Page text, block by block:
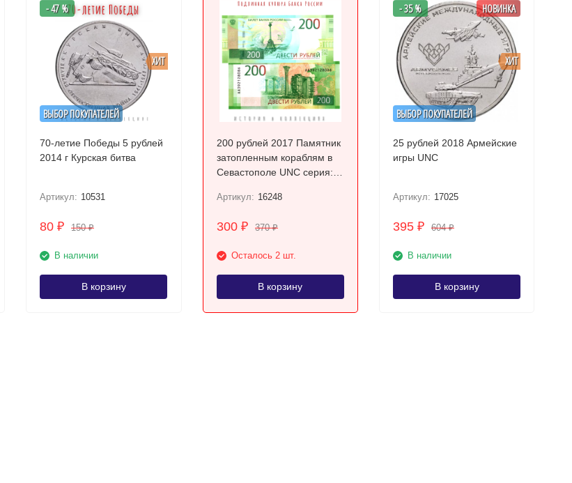
ВЫБОР ПОКУПАТЕЛЕЙ
ХИТ
- 47 %
70-летие Победы 5 рублей
2014 г Курская битва
Артикул: 10531
80₽ 150₽
В наличии
В корзину
200 рублей 2017 Памятник
затопленным кораблям в
Севастополе UNC серия:
Артикул: 16248
300 ₽ 370₽
Осталось 2 шт.
В корзину
ВЫБОР ПОКУПАТЕЛЕЙ
ХИТ
- 35 % НОВИНКА
25 рублей 2018 Армейские
игры UNC
Артикул: 17025
395₽ 604₽
В наличии
В корзину